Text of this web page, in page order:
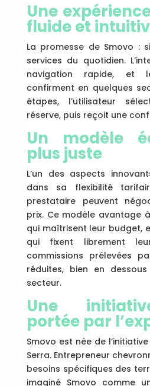
Une
fluide et
La promesse de Smovo :
services du quotidien.
navigation rapide, et
confirment en quelques
étapes, l’utilisateur
réserve, puis reçoit une
Un modèle
plus juste
L’un des aspects
dans sa flexibilité
prestataire peuvent
prix. Ce modèle avantage
qui maîtrisent leur budget,
qui fixent librement
commissions prélevées
réduites, bien en
secteur.
Une
portée par
Smovo est née de
Serra. Entrepreneur
besoins spécifiques des
imaginé Smovo comme